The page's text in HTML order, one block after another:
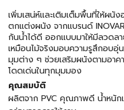
เพิ่มเสน่ห์และเติมเต็มพื้นที่ให้ผนั
ตกแต่งผนัง จากแบรนด์
กันน้ำได้ดี ออกแบบมาให้มีลวด
เหมือนไม้จริงมอบความรูสึกอบอุ่
มุมต่าง ๆ ช่วยเสริมผนังตามอา
โดดเด่นในทุกมุมมอง
คุณสมบัติ
ผลิตจาก PVC คุณภาพดี น้ำหนัก